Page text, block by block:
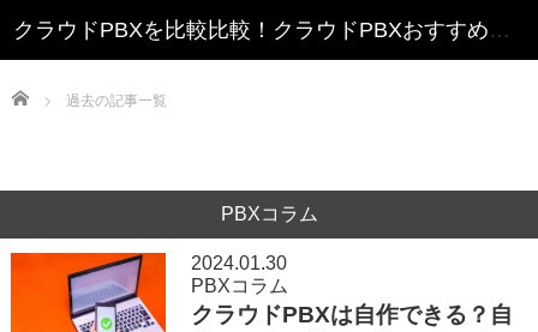
クラウドPBXを比較比較！クラウドPBXおすすめランキング
Home 過去の記事一覧
PBXコラム
2024.01.30
PBXコラム
クラウドPBXは自作できる？自